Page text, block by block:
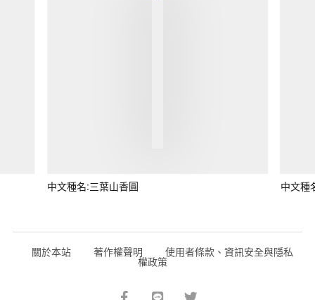
中文種名:三葉山香圓 中文種
關於本站 著作權聲明 使用者條款、資訊安全與隱私
權政策